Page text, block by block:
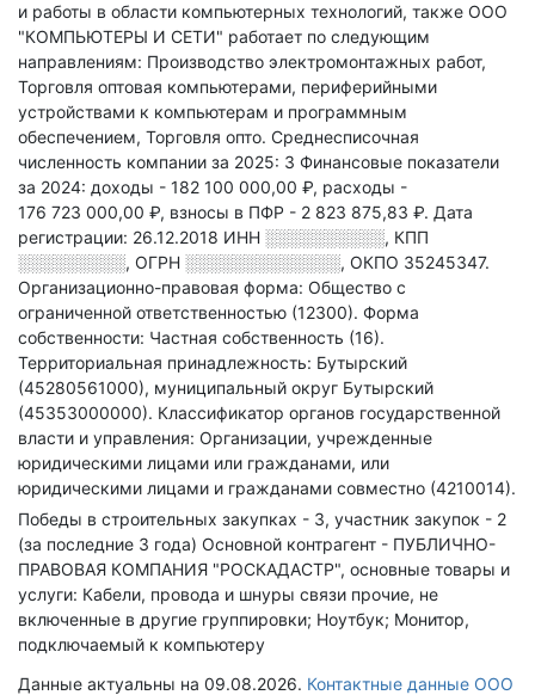
и работы в области компьютерных технологий, также ООО
"КОМПЬЮТЕРЫ И СЕТИ" работает по следующим
направлениям: Производство электромонтажных работ,
Торговля оптовая компьютерами, периферийными
устройствами к компьютерам и программным
обеспечением, Торговля опто. Среднесписочная
численность компании за 2025: 3 Финансовые показатели
за 2024: доходы - 182 100 000,00 ₽, расходы -
176 723 000,00 ₽, взносы в ПФР - 2 823 875,83 ₽. Дата
регистрации: 26.12.2018 ИНН ░░░░░░░░░░, КПП
░░░░░░░░░, ОГРН ░░░░░░░░░░░░░, ОКПО 35245347.
Организационно-правовая форма: Общество с
ограниченной ответственностью (12300). Форма
собственности: Частная собственность (16).
Территориальная принадлежность: Бутырский
(45280561000), муниципальный округ Бутырский
(45353000000). Классификатор органов государственной
власти и управления: Организации, учрежденные
юридическими лицами или гражданами, или
юридическими лицами и гражданами совместно (4210014).
Победы в строительных закупках - 3, участник закупок - 2
(за последние 3 года) Основной контрагент - ПУБЛИЧНО-
ПРАВОВАЯ КОМПАНИЯ "РОСКАДАСТР", основные товары и
услуги: Кабели, провода и шнуры связи прочие, не
включенные в другие группировки; Ноутбук; Монитор,
подключаемый к компьютеру
Данные актуальны на 09.08.2026. Контактные данные ООО